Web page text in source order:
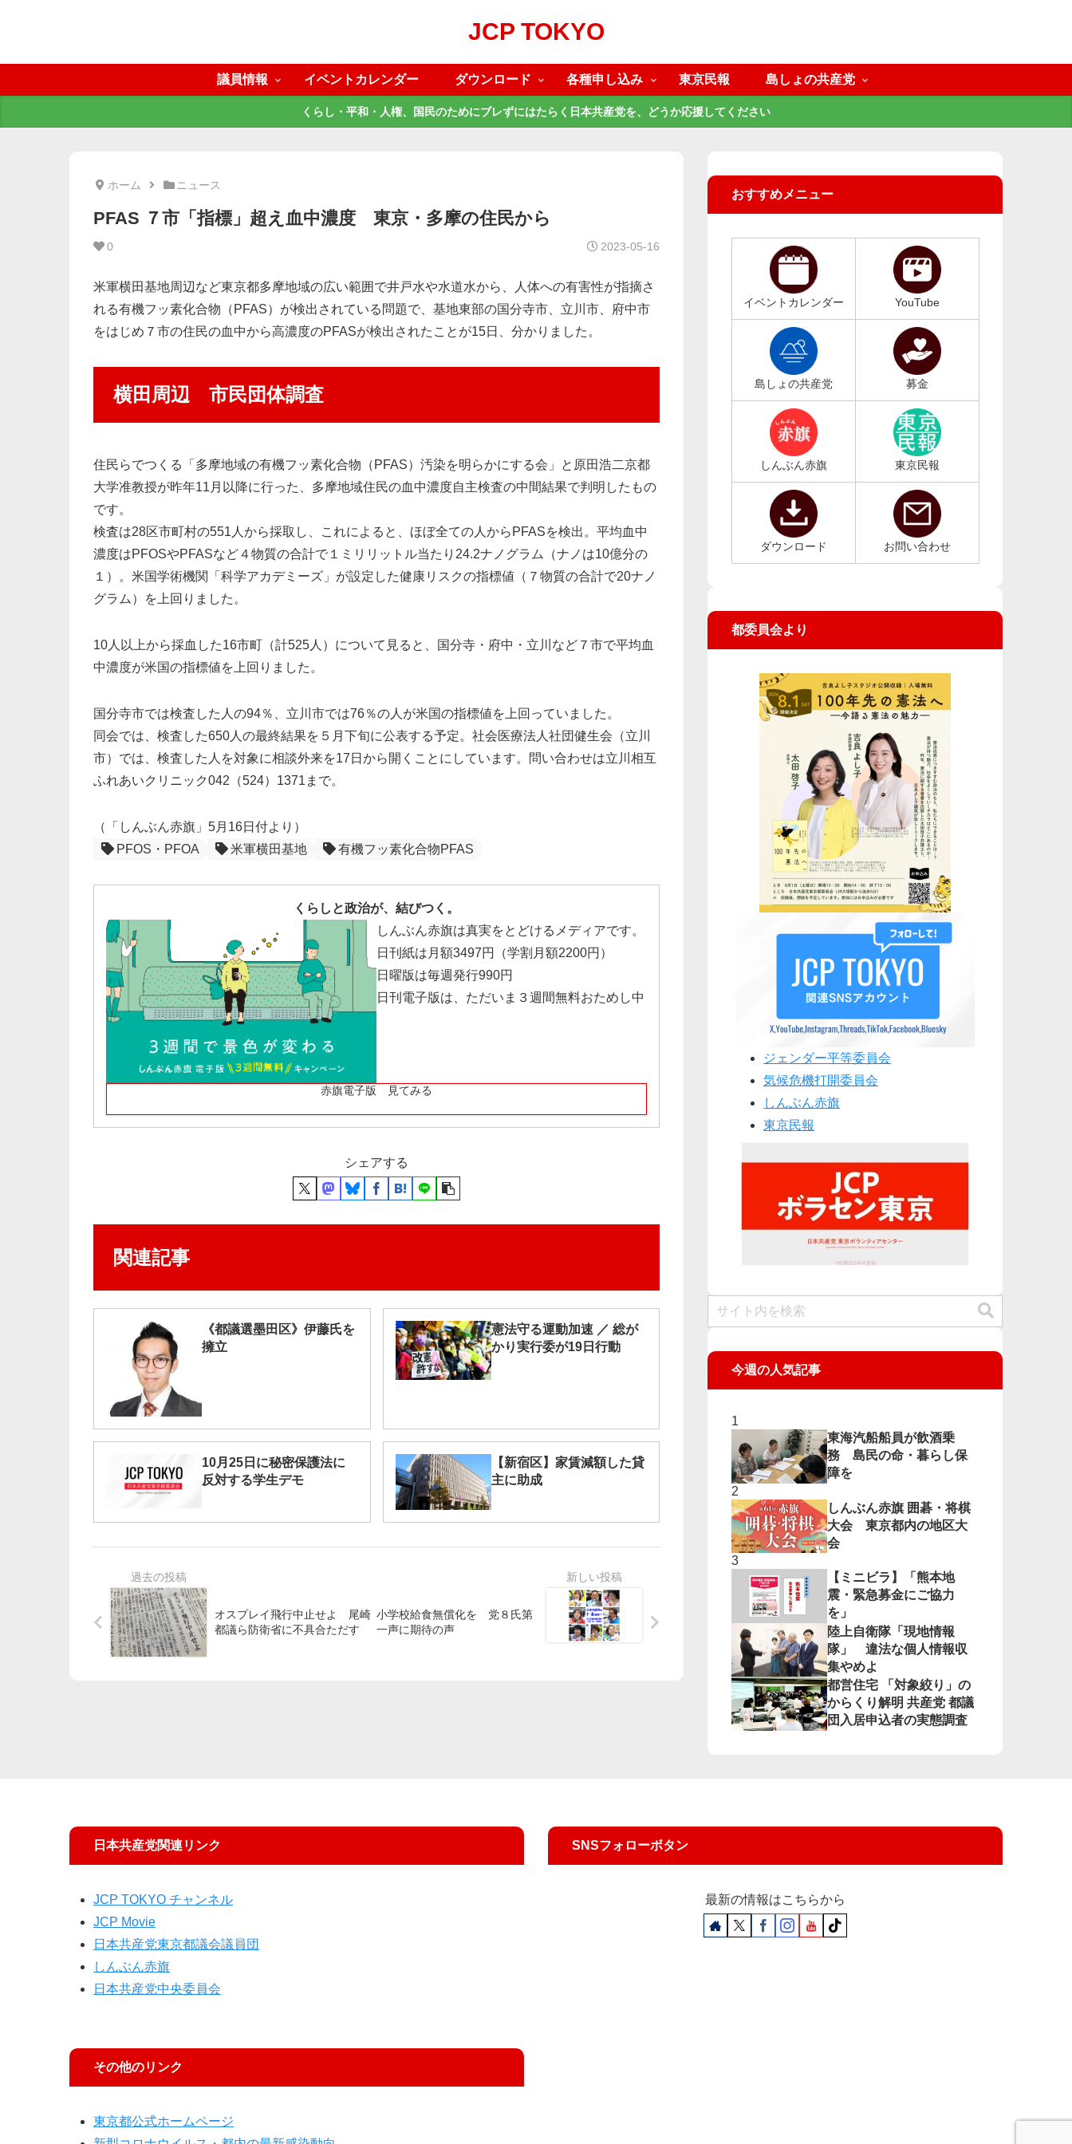
JCP TOKYO
議員情報 イベントカレンダー ダウンロード 各種申し込み 東京民報 島しょの共産党
くらし・平和・人権、国民のためにブレずにはたらく日本共産党を、どうか応援してください
ホーム ニュース
PFAS ７市「指標」超え血中濃度 東京・多摩の住民から
0 2023-05-16
米軍横田基地周辺など東京都多摩地域の広い範囲で井戸水や水道水から、人体への有害性が指摘さ
れる有機フッ素化合物（PFAS）が検出されている問題で、基地東部の国分寺市、立川市、府中市
をはじめ７市の住民の血中から高濃度のPFASが検出されたことが15日、分かりました。
横田周辺 市民団体調査
住民らでつくる「多摩地域の有機フッ素化合物（PFAS）汚染を明らかにする会」と原田浩二京都
大学准教授が昨年11月以降に行った、多摩地域住民の血中濃度自主検査の中間結果で判明したもの
です。
検査は28区市町村の551人から採取し、これによると、ほぼ全ての人からPFASを検出。平均血中
濃度はPFOSやPFASなど４物質の合計で１ミリリットル当たり24.2ナノグラム（ナノは10億分の
１）。米国学術機関「科学アカデミーズ」が設定した健康リスクの指標値（７物質の合計で20ナノ
グラム）を上回りました。
10人以上から採血した16市町（計525人）について見ると、国分寺・府中・立川など７市で平均血
中濃度が米国の指標値を上回りました。
国分寺市では検査した人の94％、立川市では76％の人が米国の指標値を上回っていました。
同会では、検査した650人の最終結果を５月下旬に公表する予定。社会医療法人社団健生会（立川
市）では、検査した人を対象に相談外来を17日から開くことにしています。問い合わせは立川相互
ふれあいクリニック042（524）1371まで。
（「しんぶん赤旗」5月16日付より）
PFOS・PFOA
米軍横田基地 有機フッ素化合物PFAS
くらしと政治が、結びつく。
しんぶん赤旗は真実をとどけるメディアです。
日刊紙は月額3497円（学割月額2200円）
日曜版は毎週発行990円
日刊電子版は、ただいま３週間無料おためし中
赤旗電子版 見てみる
シェアする
関連記事
《都議選墨田区》伊藤氏を
擁立
憲法守る運動加速 ／ 総が
かり実行委が19日行動
10月25日に秘密保護法に
反対する学生デモ
【新宿区】家賃減額した貸
主に助成
オスプレイ飛行中止せよ 尾崎
都議ら防衛省に不具合ただす
小学校給食無償化を 党８氏第
一声に期待の声
おすすめメニュー
イベントカレンダー YouTube
島しょの共産党 募金
しんぶん赤旗 東京民報
ダウンロード お問い合わせ
都委員会より
ジェンダー平等委員会
気候危機打開委員会
しんぶん赤旗
東京民報
今週の人気記事
東海汽船船員が飲酒乗
務 島民の命・暮らし保
障を
しんぶん赤旗 囲碁・将棋
大会 東京都内の地区大
会
【ミニビラ】「熊本地
震・緊急募金にご協力
を」
陸上自衛隊「現地情報
隊」 違法な個人情報収
集やめよ
都営住宅 「対象絞り」の
からくり解明 共産党 都議
団入居申込者の実態調査
日本共産党関連リンク
JCP TOKYO チャンネル
JCP Movie
日本共産党東京都議会議員団
しんぶん赤旗
日本共産党中央委員会
その他のリンク
東京都公式ホームページ
SNSフォローボタン
最新の情報はこちらから